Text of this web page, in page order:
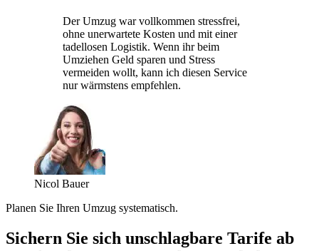
Der Umzug war vollkommen stressfrei,
ohne unerwartete Kosten und mit einer
tadellosen Logistik. Wenn ihr beim
Umziehen Geld sparen und Stress
vermeiden wollt, kann ich diesen Service
nur wärmstens empfehlen.
Nicol Bauer
Planen Sie Ihren Umzug systematisch.
Sichern Sie sich unschlagbare Tarife ab